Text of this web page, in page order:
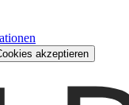
akzeptieren